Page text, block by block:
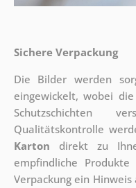
Sichere Verpackung
Die Bilder werden
eingewickelt, wobei
Schutzschichten
Qualitätskontrolle
Karton direkt zu
empfindliche
Verpackung ein